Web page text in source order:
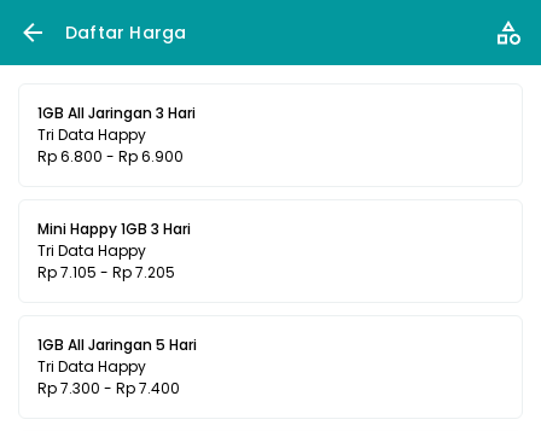
Daftar Harga
1GB All Jaringan 3 Hari
Tri Data Happy
Rp 6.800 - Rp 6.900
Mini Happy 1GB 3 Hari
Tri Data Happy
Rp 7.105 - Rp 7.205
1GB All Jaringan 5 Hari
Tri Data Happy
Rp 7.300 - Rp 7.400